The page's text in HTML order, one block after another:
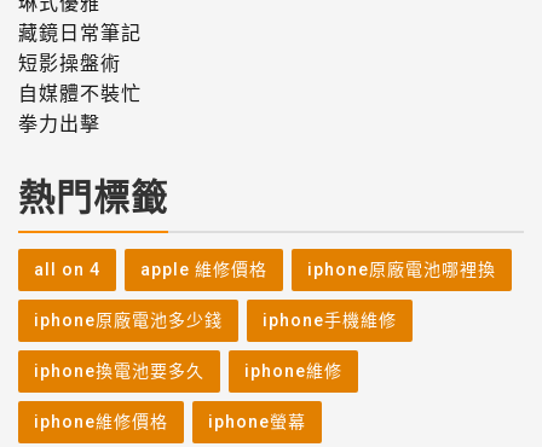
藏鏡日常筆記
短影操盤術
自媒體不裝忙
拳力出擊
熱門標籤
all on 4 apple 維修價格 iphone原廠電池哪裡換
iphone原廠電池多少錢 iphone手機維修
iphone換電池要多久 iphone維修
iphone維修價格 iphone螢幕